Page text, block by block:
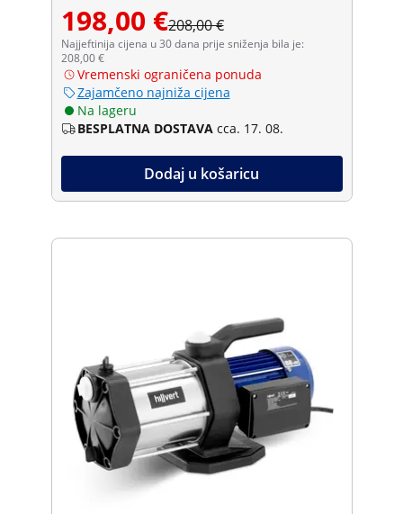
198,00 €208,00 €
Najjeftinija cijena u 30 dana prije sniženja bila je:
208,00 €
Vremenski ograničena ponuda
Zajamčeno najniža cijena
Na lageru
BESPLATNA DOSTAVA cca. 17. 08.
Dodaj u košaricu